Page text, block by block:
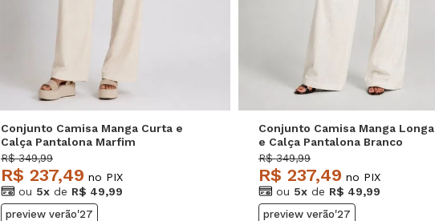
G
Conjunto Camisa Manga Curta e
Calça Pantalona Marfim
Salvatore
R$ 349,99
R$ 237,49 no PIX
ou 5x de R$ 49,99
preview verão'27
G
Conjunto Camisa Manga Longa
e Calça Pantalona Branco
Salvatore
R$ 349,99
R$ 237,49 no PIX
ou 5x de R$ 49,99
preview verão'27